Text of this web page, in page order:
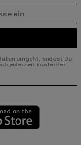
umgeht, findest Du
jederzeit kostenfei